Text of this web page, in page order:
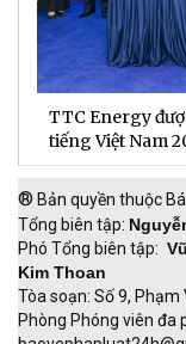
TTC Energy
tiếng Việt Nam
® Bản quyền thuộc
Tổng biên tập:
Phó Tổng biên tập:
Kim Thoan
Tòa soạn: Số 9, Phạm
Phòng Phóng viên đa